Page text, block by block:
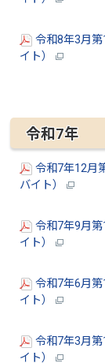
令和8年3月
イト）
令和7年
令和7年12月
バイト）
令和7年9月
イト）
令和7年6月
イト）
令和7年3月
イト）